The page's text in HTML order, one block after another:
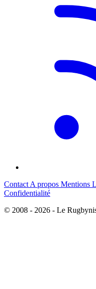
Contact A propos Mentions
Confidentialité
© 2008 - 2026 - Le